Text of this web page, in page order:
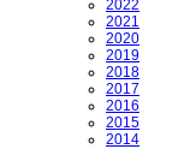
2022
2021
2020
2019
2018
2017
2016
2015
2014